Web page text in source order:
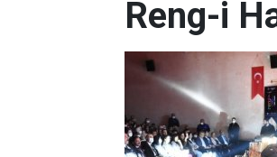
Reng-i